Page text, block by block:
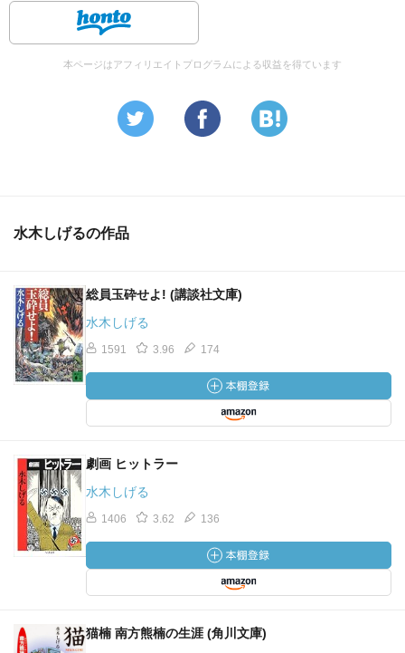
本ページはアフィリエイトプログラムによる収益を得ています
水木しげるの作品
総員玉砕せよ! (講談社文庫)
水木しげる
1591 3.96 174
劇画 ヒットラー
水木しげる
1406 3.62 136
猫楠 南方熊楠の生涯 (角川文庫)